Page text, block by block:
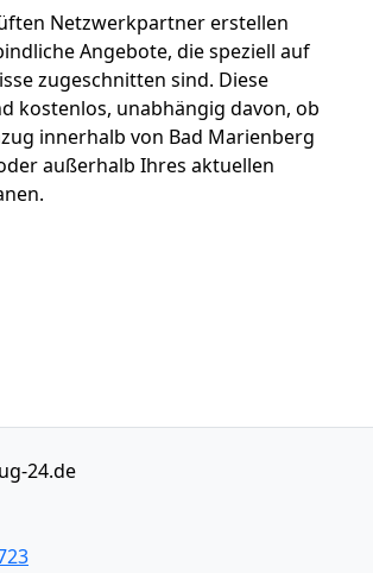
Netzwerkpartner erstellen
Angebote, die speziell auf
zugeschnitten sind. Diese
kostenlos, unabhängig davon, ob
innerhalb von Bad Marienberg
außerhalb Ihres aktuellen
24.de